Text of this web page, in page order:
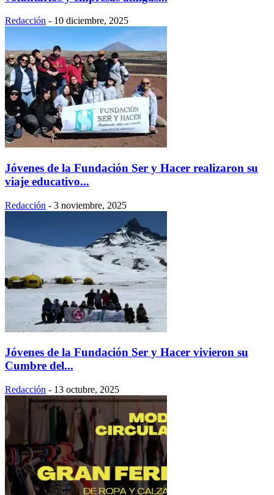
Redacción - 10 diciembre, 2025
Jóvenes de la Fundación Ser y Hacer realizaron su
viaje educativo...
Redacción - 3 noviembre, 2025
Jóvenes de la Fundación Ser y Hacer vivieron su
Cumbre del...
Redacción - 13 octubre, 2025